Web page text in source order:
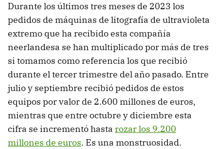
Durante los últimos tres meses de 2023 los
pedidos de máquinas de litografía de ultravioleta
extremo que ha recibido esta compañía
neerlandesa se han multiplicado por más de tres
si tomamos como referencia los que recibió
durante el tercer trimestre del año pasado. Entre
julio y septiembre recibió pedidos de estos
equipos por valor de 2.600 millones de euros,
mientras que entre octubre y diciembre esta
cifra se incrementó hasta rozar los 9.200
millones de euros. Es una monstruosidad.